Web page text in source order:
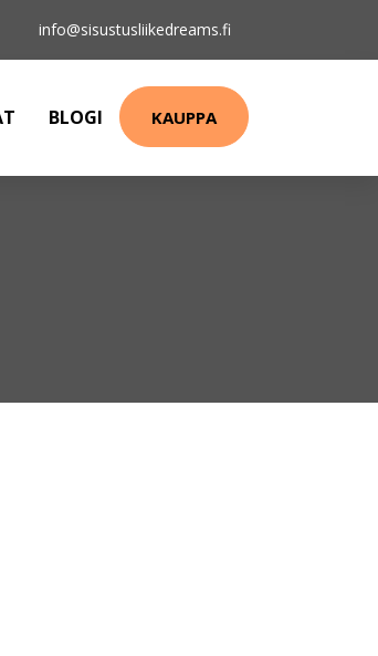
info@sisustusliikedreams.fi
BLOGI KAUPPA